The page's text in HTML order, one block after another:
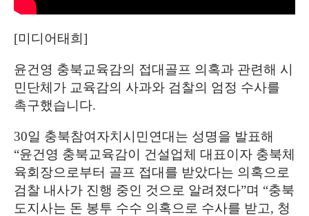
[미디어태희]
윤건영 충북교육감의 접대골프 의혹과 관련해 시
민단체가 교육감의 사과와 검찰의 엄정 수사를
촉구했습니다.
30일 충북참여자치시민연대는 성명을 발표해
“윤건영 충북교육감이 건설업체 대표이자 충북체
육회장으로부터 골프 접대를 받았다는 의혹으로
검찰 내사가 진행 중인 것으로 알려졌다”며 “충북
도지사는 돈 봉투 수수 의혹으로 수사를 받고, 청